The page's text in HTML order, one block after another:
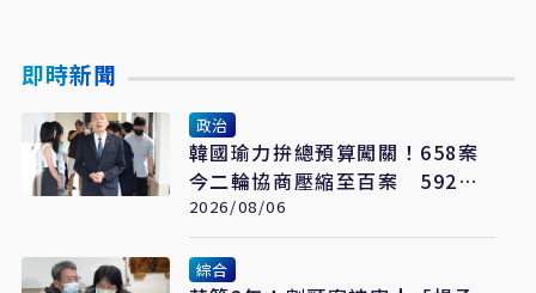
即時新聞
政治
韓國瑜力拚總預算闖關！658案
今二輪協商壓縮至百案 592億
通刪攻防成決戰焦點
2026/08/06
綜合